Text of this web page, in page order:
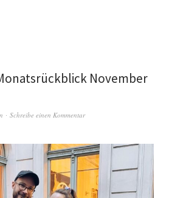
November
Schreibe einen Kommentar